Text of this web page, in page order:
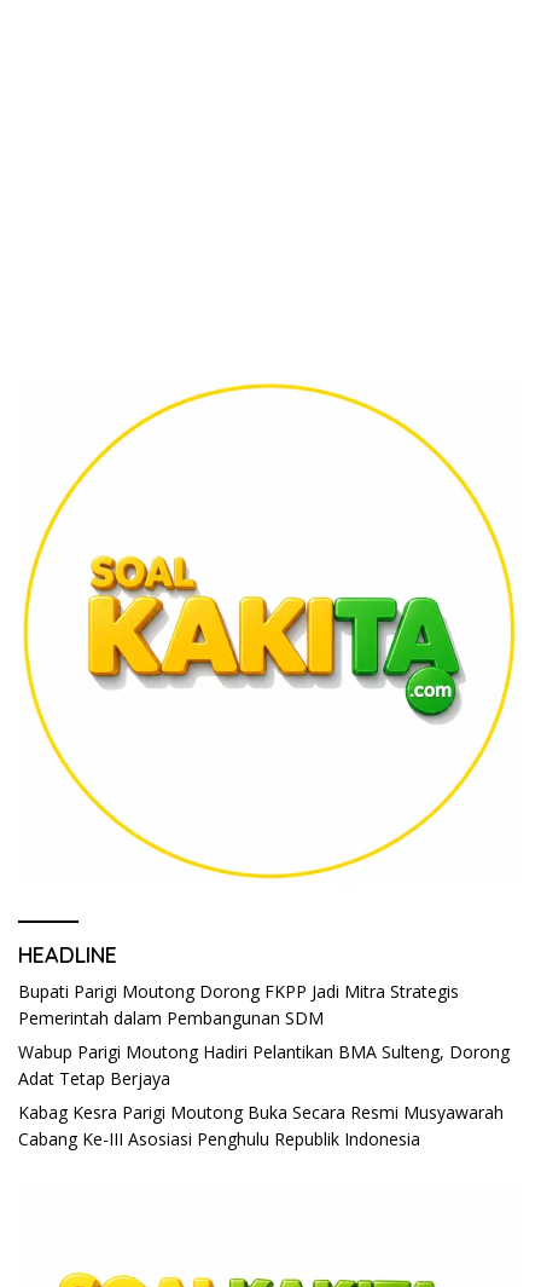
HEADLINE
Bupati Parigi Moutong Dorong FKPP Jadi Mitra Strategis
Pemerintah dalam Pembangunan SDM
Wabup Parigi Moutong Hadiri Pelantikan BMA Sulteng, Dorong
Adat Tetap Berjaya
Kabag Kesra Parigi Moutong Buka Secara Resmi Musyawarah
Cabang Ke-III Asosiasi Penghulu Republik Indonesia